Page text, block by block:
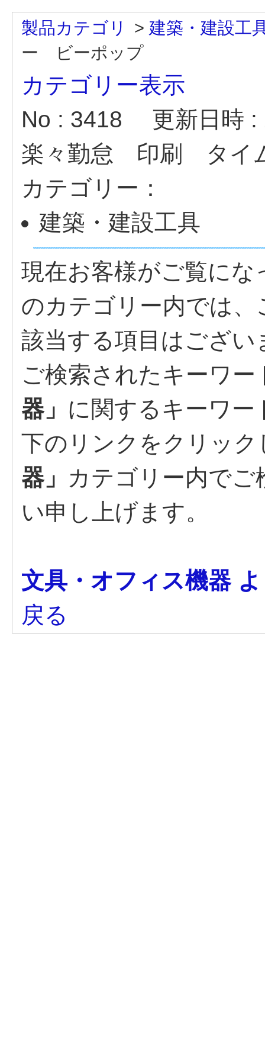
製品カテゴリ > 建築・建設工
ー ビーポップ
カテゴリー表示
No : 3418
更新日時
楽々勤怠 印刷 タイ
カテゴリー：
建築・建設工具
現在お客様がご覧にな
のカテゴリー内では
該当する項目はござい
ご検索されたキーワー
器」 に関するキーワー
下のリンクをクリック
器」
カテゴリー内で
い申し上げます。
文具・オフィス機器
戻る